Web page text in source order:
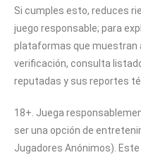
Si cumples esto, reduces
juego responsable; para
plataformas que muestran
verificación, consulta
reputadas y sus reportes
18+. Juega
ser una opción de
Jugadores Anónimos).